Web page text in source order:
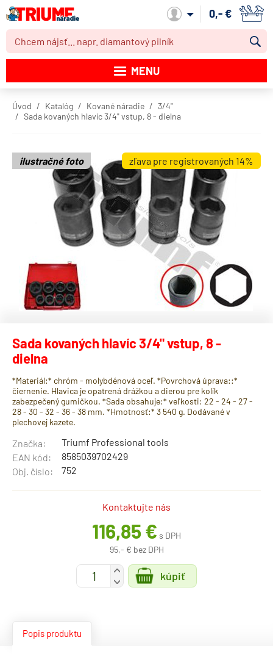
Môj účet
0,- €
MENU
Akcie
Výpredaj
Obchodné podmienky
Dodacie podmienky
Kontakt
Úvod Katalóg Kované náradie
3/4"
Sada kovaných hlavíc 3/4" vstup, 8 - dielna
zľava pre registrovaných 14%
ilustračné foto
Sada kovaných hlavíc 3/4" vstup, 8 -
dielna
*Materiál:* chróm - molybdénová oceľ. *Povrchová úprava::*
čiernenie. Hlavica je opatrená drážkou a dierou pre kolík
zabezpečený gumičkou. *Sada obsahuje:* veľkosti: 22 - 24 - 27 -
28 - 30 - 32 - 36 - 38 mm. *Hmotnosť:* 3 540 g. Dodávané v
plechovej kazete.
Značka:
Triumf Professional tools
EAN kód:
8585039702429
Obj. číslo:
752
Kontaktujte nás
116,85 € s DPH
95,- € bez DPH
+
-
kúpiť
Popis produktu